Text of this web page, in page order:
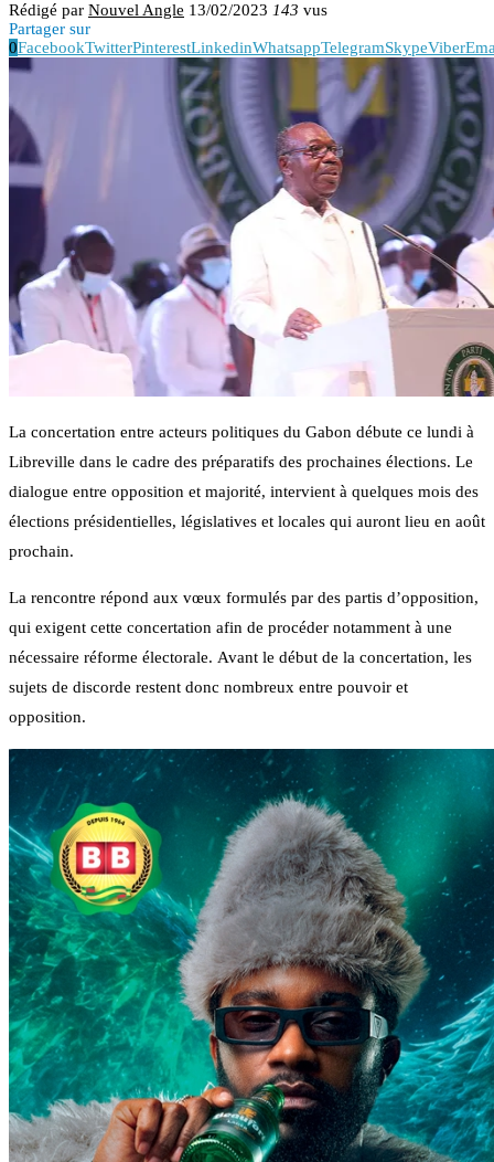
Rédigé par Nouvel Angle 13/02/2023 143 vus
Partager sur
0FacebookTwitterPinterestLinkedinWhatsappTelegramSkypeViber
La concertation entre acteurs politiques du Gabon débute ce lundi à
Libreville dans le cadre des préparatifs des prochaines élections. Le
dialogue entre opposition et majorité, intervient à quelques mois des
élections présidentielles, législatives et locales qui auront lieu en août
prochain.
La rencontre répond aux vœux formulés par des partis d’opposition,
qui exigent cette concertation afin de procéder notamment à une
nécessaire réforme électorale. Avant le début de la concertation, les
sujets de discorde restent donc nombreux entre pouvoir et
opposition.